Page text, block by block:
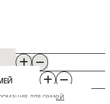
для семей